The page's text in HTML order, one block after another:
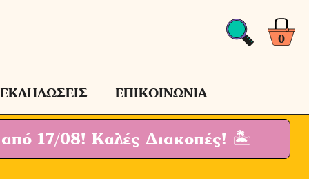
0
ΕΚΔΗΛΩΣΕΙΣ ΕΠΙΚΟΙΝΩΝΙΑ
από 17/08! Καλές Διακοπές! 🏝